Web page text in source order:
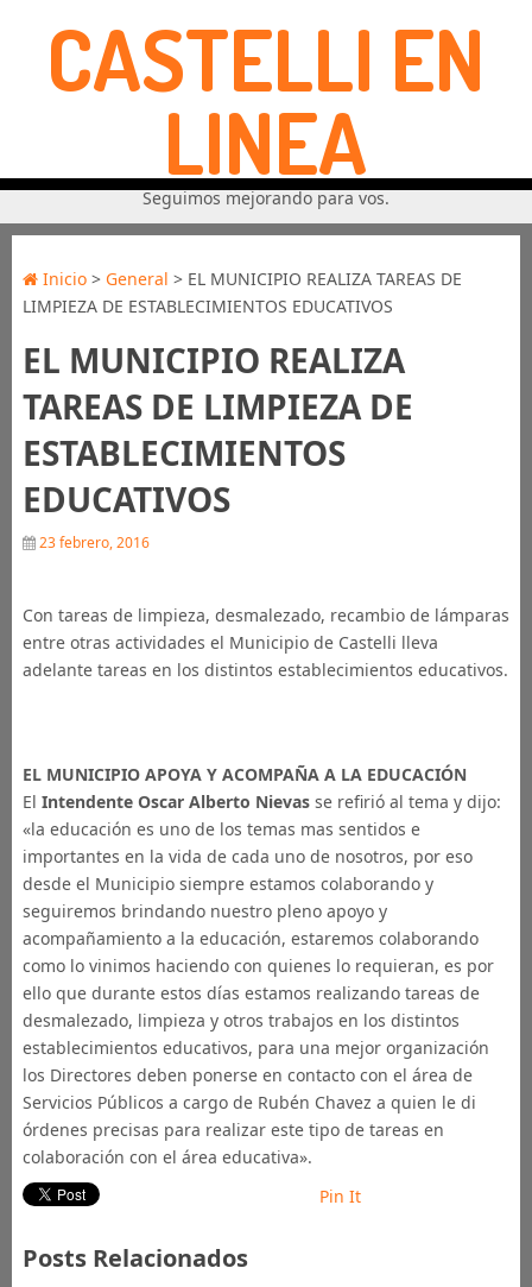
CASTELLI EN
LINEA
Seguimos mejorando para vos.
Inicio> General > EL MUNICIPIO REALIZA TAREAS DE
LIMPIEZA DE ESTABLECIMIENTOS EDUCATIVOS
EL MUNICIPIO REALIZA
TAREAS DE LIMPIEZA DE
ESTABLECIMIENTOS
EDUCATIVOS
23 febrero, 2016
Con tareas de limpieza, desmalezado, recambio de lámparas
entre otras actividades el Municipio de Castelli lleva
adelante tareas en los distintos establecimientos educativos.
EL MUNICIPIO APOYA Y ACOMPAÑA A LA EDUCACIÓN
El Intendente Oscar Alberto Nievasse refirió al tema y dijo:
«la educación es uno de los temas mas sentidos e
importantes en la vida de cada uno de nosotros, por eso
desde el Municipio siempre estamos colaborando y
seguiremos brindando nuestro pleno apoyo y
acompañamiento a la educación, estaremos colaborando
como lo vinimos haciendo con quienes lo requieran, es por
ello que durante estos días estamos realizando tareas de
desmalezado, limpieza y otros trabajos en los distintos
establecimientos educativos, para una mejor organización
los Directores deben ponerse en contacto con el área de
Servicios Públicos a cargo de Rubén Chavez a quien le di
órdenes precisas para realizar este tipo de tareas en
colaboración con el área educativa».
Pin It
Posts Relacionados